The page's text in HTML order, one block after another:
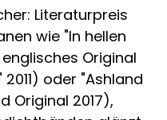
Literaturpreis
wie "In hellen
Original
oder "Ashland
Original 2017),